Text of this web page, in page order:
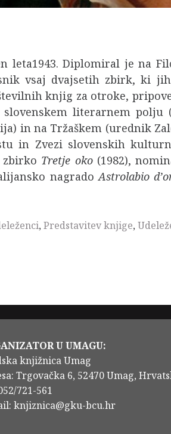
leta1943. Diplomiral je na
vsaj dvajsetih zbirk, ki
knjig za otroke,
literarnem polju
in na Tržaškem (urednik
in Zvezi slovenskih
zbirko Tretje oko(1982),
nagradoAstrolabio
, Predstavitev knjige,
U UMAGU:
knjižnica Umag
Trgovačka 6, 52470 Umag,
721-561
knjiznica@gku-bcu.hr